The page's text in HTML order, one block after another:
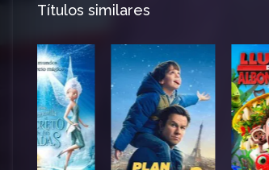
Títulos similares